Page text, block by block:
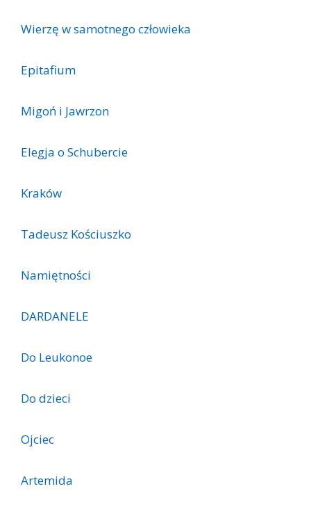
Wierzę w samotnego człowieka
Epitafium
Migoń i Jawrzon
Elegja o Schubercie
Kraków
Tadeusz Kościuszko
Namiętności
DARDANELE
Do Leukonoe
Do dzieci
Ojciec
Artemida